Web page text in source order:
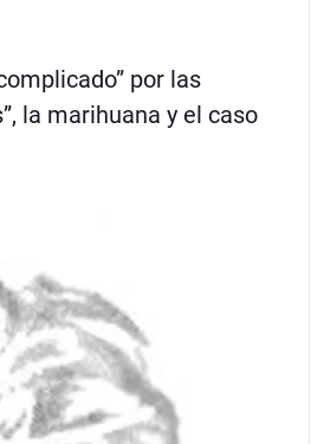
por las
la marihuana y el caso